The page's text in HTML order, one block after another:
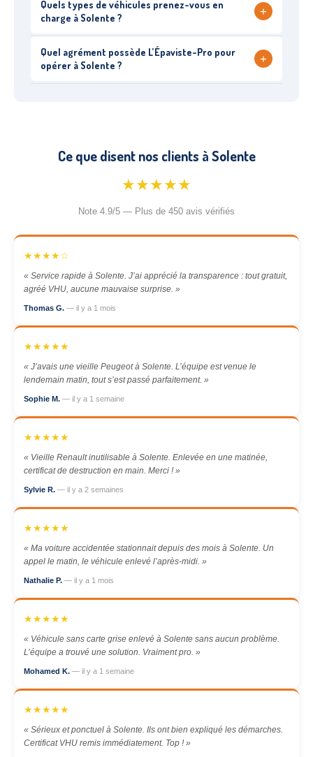
Quels types de véhicules prenez-vous en
charge à Solente ?
+
Quel agrément possède L’Épaviste-Pro pour
opérer à Solente ?
+
Ce que disent nos clients à Solente
★★★★★
Note 4.9/5 — Plus de 450 avis vérifiés
★★★★☆
« Service rapide à Solente. J’ai apprécié la transparence : tout gratuit,
agréé VHU, aucune mauvaise surprise. »
Thomas G. — il y a 1 mois
★★★★★
« J’avais une vieille Peugeot à Solente. L’équipe est venue le
lendemain matin, tout s’est passé parfaitement. »
Sophie M. — il y a 1 semaine
★★★★★
« Vieille Renault inutilisable à Solente. Enlevée en une matinée,
certificat de destruction en main. Merci ! »
Sylvie R. — il y a 2 semaines
★★★★★
« Ma voiture accidentée stationnait depuis des mois à Solente. Un
appel le matin, le véhicule enlevé l’après-midi. »
Nathalie P. — il y a 1 mois
★★★★★
« Véhicule sans carte grise enlevé à Solente sans aucun problème.
L’équipe a trouvé une solution. Vraiment pro. »
Mohamed K. — il y a 1 semaine
★★★★★
« Sérieux et ponctuel à Solente. Ils ont bien expliqué les démarches.
Certificat VHU remis immédiatement. Top ! »